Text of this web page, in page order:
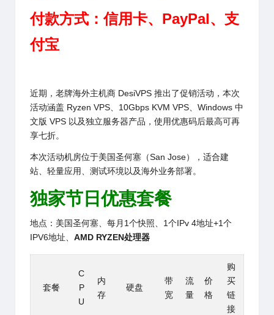
付款方式：信用卡、PayPal、支
付宝
近期，老牌海外主机商 DesiVPS 推出了促销活动，本次
活动涵盖 Ryzen VPS、10Gbps KVM VPS、Windows 中
文版 VPS 以及独立服务器产品，使用优惠码后最高可再
享七折。
本次活动机房位于美国圣何塞（San Jose），适合建
站、轻量应用、测试环境以及海外业务部署。
独家节日优惠套餐
地点：美国圣何塞、每月1个快照、1个IPv 4地址+1个
IPV6地址、 AMD RYZEN处理器
套餐
C
P
U
内
存
硬盘
带
宽
流
量
价
格
购
买
链
接